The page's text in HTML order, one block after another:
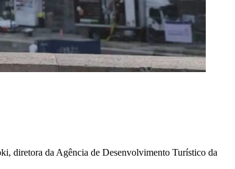
diretora da Agência de Desenvolvimento Turístico da